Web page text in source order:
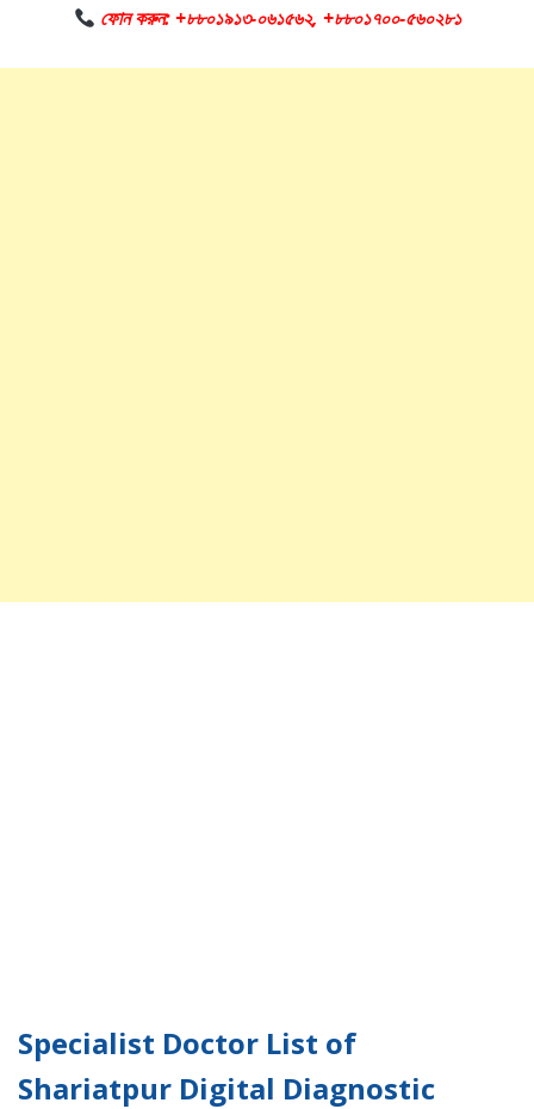
ফোন করুন: +৮৮০১৯১৩-০৬১৫৬২, +৮৮০১৭০০-৫৬০২৮১
Specialist Doctor List of
Shariatpur Digital Diagnostic